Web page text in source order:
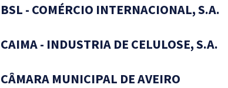
BSL - COMÉRCIO INTERNACIONAL, S.A.
CAIMA - INDUSTRIA DE CELULOSE, S.A.
CÂMARA MUNICIPAL DE AVEIRO